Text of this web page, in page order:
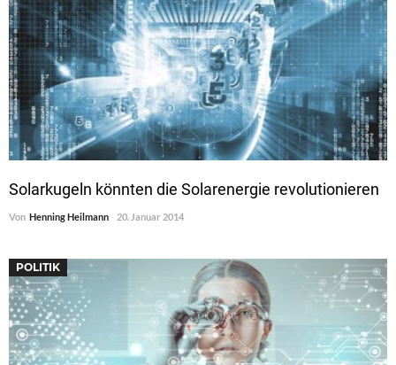
Solarkugeln könnten die Solarenergie revolutionieren
Von Henning Heilmann 20. Januar 2014
POLITIK